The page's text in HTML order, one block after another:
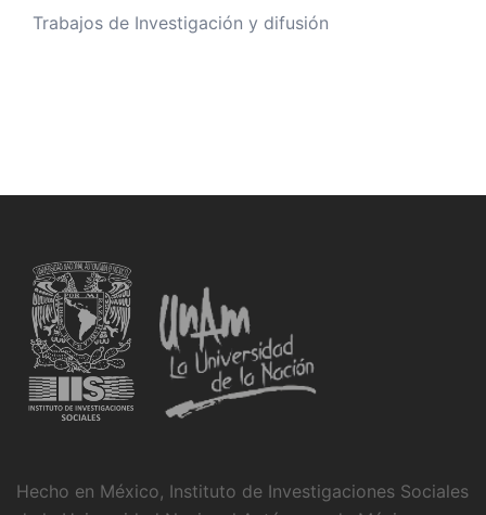
Trabajos de Investigación y difusión
Hecho en México, Instituto de Investigaciones Sociales